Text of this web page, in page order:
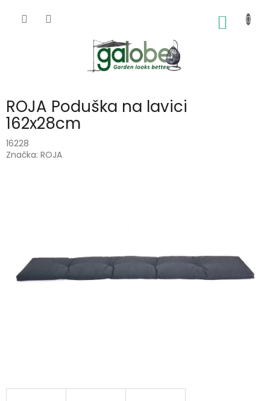
ROJA Poduška na lavici
162x28cm
16228
Značka: ROJA